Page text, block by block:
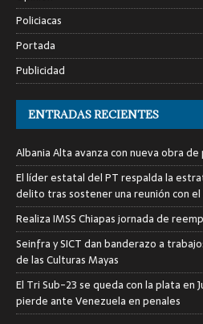
Policiacas
Portada
Publicidad
ENTRADAS RECIENTES
Albania Alta avanza con nueva obra
El líder estatal del PT respalda la
delito tras sostener una reunión con el
Realiza IMSS Chiapas jornada de
Seinfra y SICT dan banderazo a
de las Culturas Mayas
El Tri Sub-23 se queda con la plata en
pierde ante Venezuela en penales